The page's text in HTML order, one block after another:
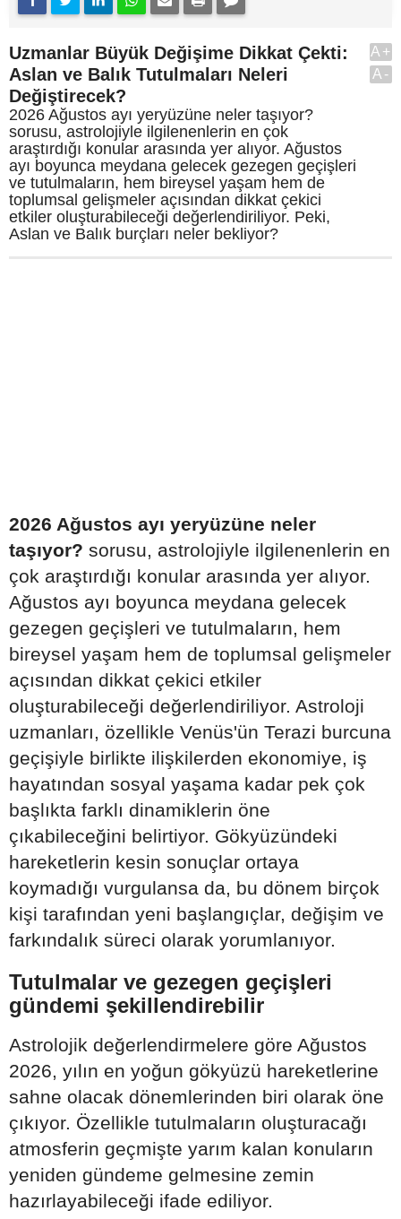
Uzmanlar Büyük Değişime Dikkat Çekti:
Aslan ve Balık Tutulmaları Neleri
Değiştirecek?
2026 Ağustos ayı yeryüzüne neler taşıyor?
sorusu, astrolojiyle ilgilenenlerin en çok
araştırdığı konular arasında yer alıyor. Ağustos
ayı boyunca meydana gelecek gezegen geçişleri
ve tutulmaların, hem bireysel yaşam hem de
toplumsal gelişmeler açısından dikkat çekici
etkiler oluşturabileceği değerlendiriliyor. Peki,
Aslan ve Balık burçları neler bekliyor?
A+
A-
2026 Ağustos ayı yeryüzüne neler
taşıyor? sorusu, astrolojiyle ilgilenenlerin en
çok araştırdığı konular arasında yer alıyor.
Ağustos ayı boyunca meydana gelecek
gezegen geçişleri ve tutulmaların, hem
bireysel yaşam hem de toplumsal gelişmeler
açısından dikkat çekici etkiler
oluşturabileceği değerlendiriliyor. Astroloji
uzmanları, özellikle Venüs'ün Terazi burcuna
geçişiyle birlikte ilişkilerden ekonomiye, iş
hayatından sosyal yaşama kadar pek çok
başlıkta farklı dinamiklerin öne
çıkabileceğini belirtiyor. Gökyüzündeki
hareketlerin kesin sonuçlar ortaya
koymadığı vurgulansa da, bu dönem birçok
kişi tarafından yeni başlangıçlar, değişim ve
farkındalık süreci olarak yorumlanıyor.
Tutulmalar ve gezegen geçişleri
gündemi şekillendirebilir
Astrolojik değerlendirmelere göre Ağustos
2026, yılın en yoğun gökyüzü hareketlerine
sahne olacak dönemlerinden biri olarak öne
çıkıyor. Özellikle tutulmaların oluşturacağı
atmosferin geçmişte yarım kalan konuların
yeniden gündeme gelmesine zemin
hazırlayabileceği ifade ediliyor.